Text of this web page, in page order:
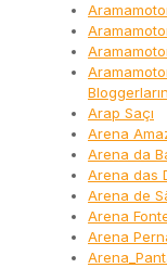
Arap Saçı
Arena
Arena da
Arena das
Arena de
Arena
Arena